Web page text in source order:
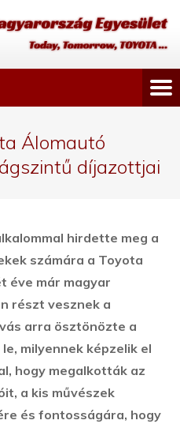
Álomautó
díjazottjai
hirdette meg a
számára a Toyota
éve már magyar
részt vesznek a
arra ösztönözte a
milyennek képzelik el
hogy megalkották az
a kis művészek
és fontosságára, hogy